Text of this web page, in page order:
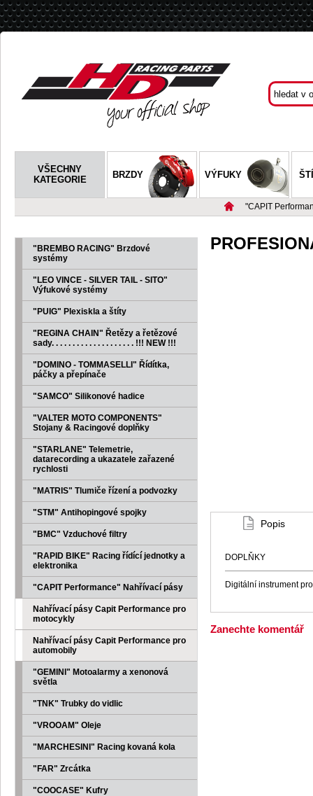
VŠECHNY
KATEGORIE
BRZDY VÝFUKY
"CAPIT
"BREMBO RACING" Brzdové
systémy
"LEO VINCE - SILVER TAIL - SITO"
Výfukové systémy
"PUIG" Plexiskla a štíty
"REGINA CHAIN" Řetězy a řetězové
sady. . . . . . . . . . . . . . . . . . . . !!! NEW !!!
"DOMINO - TOMMASELLI" Řídítka,
páčky a přepínače
"SAMCO" Silikonové hadice
"VALTER MOTO COMPONENTS"
Stojany & Racingové doplňky
"STARLANE" Telemetrie,
datarecording a ukazatele zařazené
rychlosti
"MATRIS" Tlumiče řízení a podvozky
"STM" Antihopingové spojky
"BMC" Vzduchové filtry
"RAPID BIKE" Racing řídící jednotky a
elektronika
"CAPIT Performance" Nahřívací pásy
Nahřívací pásy Capit Performance pro
motocykly
Nahřívací pásy Capit Performance pro
automobily
"GEMINI" Motoalarmy a xenonová
světla
"TNK" Trubky do vidlic
"VROOAM" Oleje
"MARCHESINI" Racing kovaná kola
"FAR" Zrcátka
"COOCASE" Kufry
Popis
DOPLŇKY
Digitální instrument
Zanechte komentář